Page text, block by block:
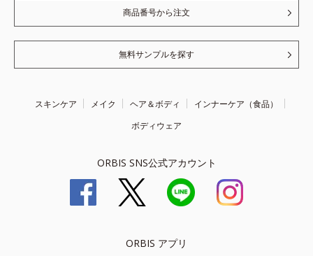
商品番号から注文
無料サンプルを探す
スキンケア メイク ヘア＆ボディ
インナーケア（食品）
ボディウェア
ORBIS SNS公式アカウント
ORBIS アプリ